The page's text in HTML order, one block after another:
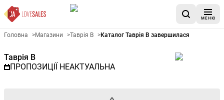
МЕНЮ
Рекламна газета Таврія В -
Головна >Магазини >Таврія В >Каталог Таврія В завершилася
Таврія В
ПРОПОЗИЦІЇ НЕАКТУАЛЬНА